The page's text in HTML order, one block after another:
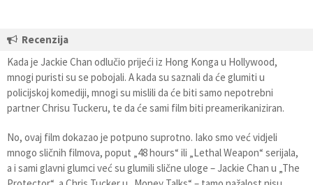
Recenzija
Kada je Jackie Chan odlučio prijeći iz Hong Konga u Hollywood,
mnogi puristi su se pobojali. A kada su saznali da će glumiti u
policijskoj komediji, mnogi su mislili da će biti samo nepotrebni
partner Chrisu Tuckeru, te da će sami film biti preamerikaniziran.
No, ovaj film dokazao je potpuno suprotno. Iako smo već vidjeli
mnogo sličnih filmova, poput „48 hours“ ili „Lethal Weapon“ serijala,
a i sami glavni glumci već su glumili slične uloge – Jackie Chan u „The